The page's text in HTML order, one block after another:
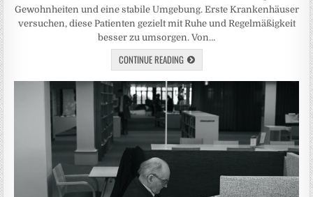
Gewohnheiten und eine stabile Umgebung. Erste Krankenhäuser
versuchen, diese Patienten gezielt mit Ruhe und Regelmäßigkeit
besser zu umsorgen. Von…
CONTINUE READING